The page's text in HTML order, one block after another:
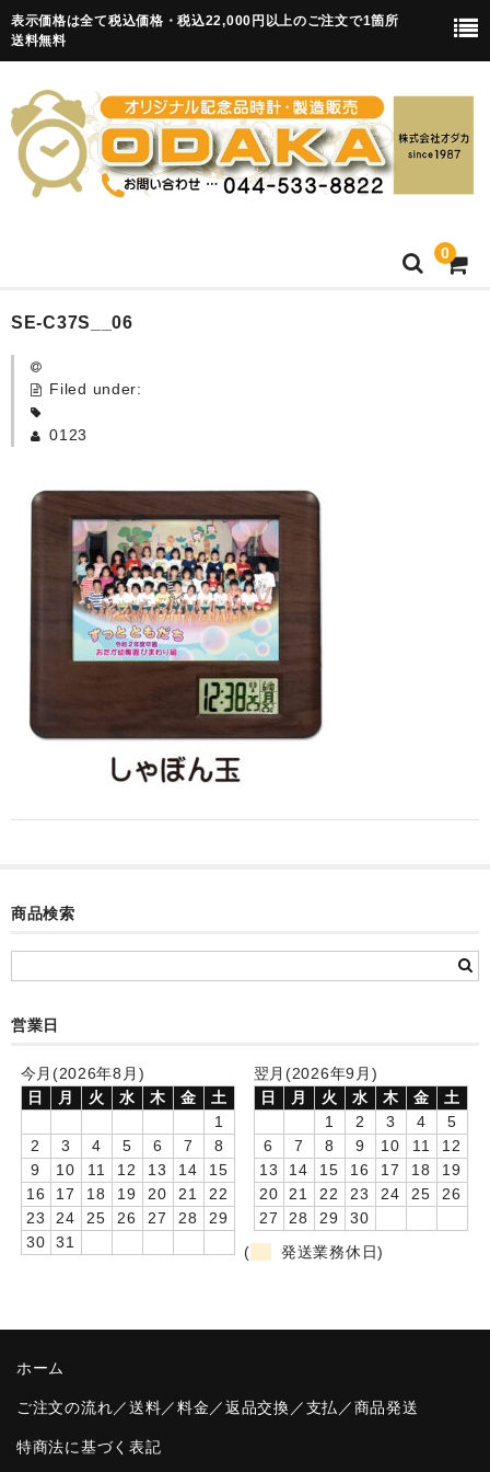
表示価格は全て税込価格・税込22,000円以上のご注文で1箇所
送料無料
0
HOME
卒園記念品
目覚まし時計(集合＋個別)
メロディ時計(集合)
音声時計(集合)
お絵かきギャラリープラス(絵＋個別)
メロディ時計(個別)
お絵かきギャラリー
卒園DVDアルバム
卒業記念品
音声入りフォトフレームクロック(集合)
音声入りフォトフレームクロック(校歌)
スポーツウォッチ
SE-C37S__06
Filed under:
0123
商品検索
営業日
今月(2026年8月)
日
月 火 水 木 金
土
1
2
3 4 5 6 7
8
9
10 11 12 13 14
15
16
17 18 19 20 21
22
23
24 25 26 27 28
29
30
31
翌月(2026年9月)
日
月 火 水 木 金
土
1
2 3 4
5
6
7 8 9 10 11
12
13
14 15 16 17 18
19
20
21 22 23 24 25
26
27
28 29
30
(
発送業務休日)
ホーム
ご注文の流れ／送料／料金／返品交換／支払／商品発送
特商法に基づく表記